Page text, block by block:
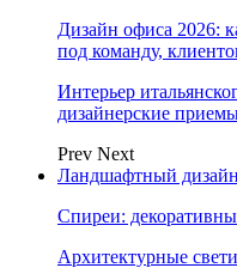
Дизайн офиса 2026:
под команду,
Интерьер
дизайнерские
Prev Next
Ландшафтный дизайн
Спиреи:
Архитектурные